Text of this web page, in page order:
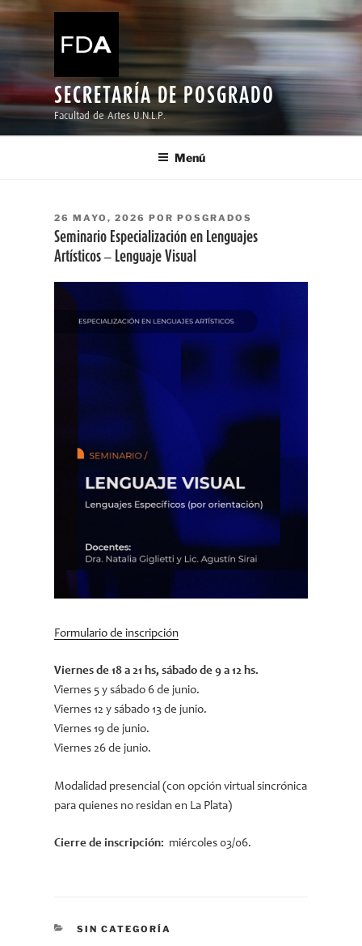
Ir
al
contenido
SECRETARÍA DE POSGRADO
Facultad de Artes U.N.L.P.
Menú
PUBLICADO
EL
26 MAYO, 2026 PORPOSGRADOS
Seminario Especialización en Lenguajes
Artísticos – Lenguaje Visual
Formulario de inscripción
Viernes de 18 a 21 hs, sábado de 9 a 12 hs.
Viernes 5 y sábado 6 de junio.
Viernes 12 y sábado 13 de junio.
Viernes 19 de junio.
Viernes 26 de junio.
Modalidad presencial (con opción virtual sincrónica
para quienes no residan en La Plata)
Cierre de inscripción:miércoles 03/06.
CATEGORÍAS
SIN CATEGORÍA